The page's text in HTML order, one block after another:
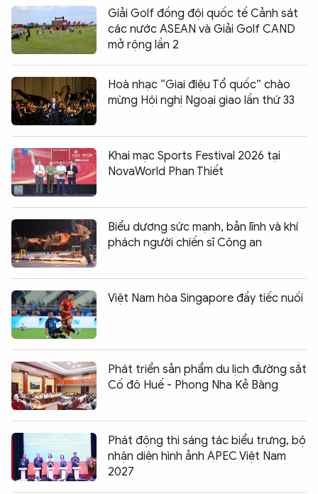
Giải Golf đồng đội quốc tế Cảnh sát
các nước ASEAN và Giải Golf CAND
mở rộng lần 2
Hoà nhạc “Giai điệu Tổ quốc” chào
mừng Hội nghị Ngoại giao lần thứ 33
Khai mạc Sports Festival 2026 tại
NovaWorld Phan Thiết
Biểu dương sức mạnh, bản lĩnh và khí
phách người chiến sĩ Công an
Việt Nam hòa Singapore đầy tiếc nuối
Phát triển sản phẩm du lịch đường sắt
Cố đô Huế - Phong Nha Kẻ Bàng
Phát động thi sáng tác biểu trưng, bộ
nhận diện hình ảnh APEC Việt Nam
2027